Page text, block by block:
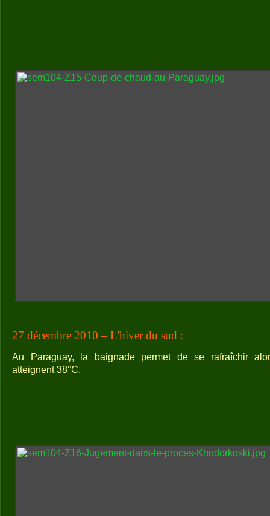
27 décembre 2010 – L'hiver du sud :
Au Paraguay, la baignade permet de se rafraîchir
atteignent 38°C.